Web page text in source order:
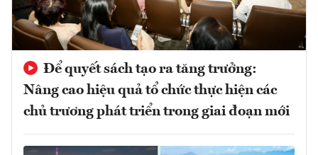
Để quyết sách tạo ra tăng trưởng:
Nâng cao hiệu quả tổ chức thực hiện các
chủ trương phát triển trong giai đoạn mới